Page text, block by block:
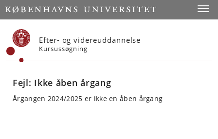
Start
Efter- og videreuddannelse
Kursussøgning
Fejl: Ikke åben årgang
Årgangen 2024/2025 er ikke en åben årgang